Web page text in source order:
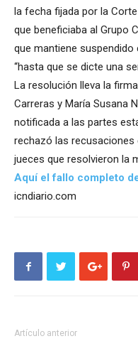
la fecha fijada por la
que beneficiaba al Grupo
que mantiene suspendido
“hasta que se dicte una
La resolución lleva la
Carreras y María Susana
notificada a las partes
rechazó las recusaciones
jueces que resolvieron la
Aquí el fallo completo
icndiario.com
Artículo anterior